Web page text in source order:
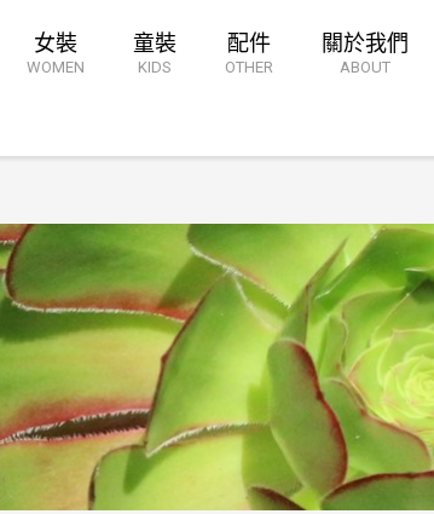
女裝
WOMEN
童裝
KIDS
配件
OTHER
關於我們
ABOUT